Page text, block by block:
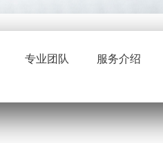
专业团队 服务介绍